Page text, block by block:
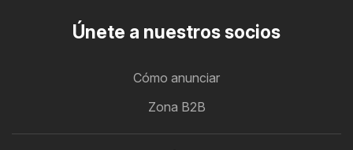
Únete a nuestros socios
Cómo anunciar
Zona B2B